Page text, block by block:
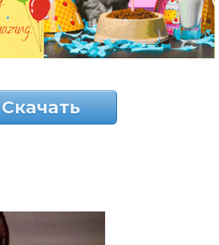
Скачать